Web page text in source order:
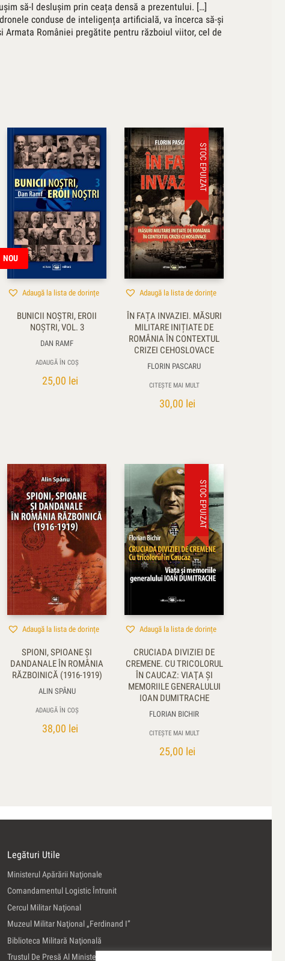
să-l deslușim prin ceața densă a prezentului. […]
conduse de inteligența artificială, va încerca să-și
Armata României pregătite pentru războiul viitor, cel de
NOU
Adaugă la lista de dorințe
BUNICII NOȘTRI, EROII
NOȘTRI, VOL. 3
DAN RAMF
ADAUGĂ ÎN COȘ
25,00 lei
STOC EPUIZAT
Adaugă la lista de dorințe
ÎN FAȚA INVAZIEI. MĂSURI
MILITARE INIȚIATE DE
ROMÂNIA ÎN CONTEXTUL
CRIZEI CEHOSLOVACE
FLORIN PASCARU
CITEȘTE MAI MULT
30,00 lei
Adaugă la lista de dorințe
SPIONI, SPIOANE ŞI
DANDANALE ÎN ROMÂNIA
RĂZBOINICĂ (1916-1919)
ALIN SPÂNU
ADAUGĂ ÎN COȘ
38,00 lei
STOC EPUIZAT
Adaugă la lista de dorințe
CRUCIADA DIVIZIEI DE
CREMENE. CU TRICOLORUL
ÎN CAUCAZ: VIAŢA ŞI
MEMORIILE GENERALULUI
IOAN DUMITRACHE
FLORIAN BICHIR
CITEȘTE MAI MULT
25,00 lei
Legături Utile
Ministerul Apărării Naţionale
Comandamentul Logistic Întrunit
Cercul Militar Naţional
Muzeul Militar Naţional „Ferdinand I”
Biblioteca Militară Naţională
Trustul De Presă Al Ministerului Apărării Naţionale